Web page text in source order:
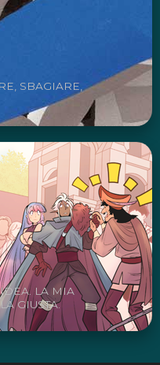
SBAGIARE,
LA MIA
GIUSTA.